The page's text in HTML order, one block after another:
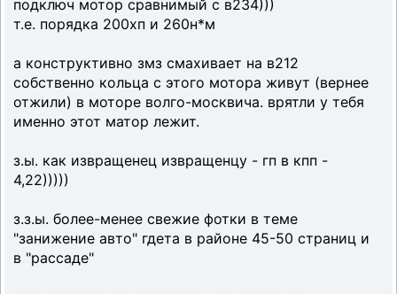
подключ мотор сравнимый с в234)))
т.е. порядка 200хп и 260н*м
а конструктивно змз смахивает на в212
собственно кольца с этого мотора живут (вернее
отжили) в моторе волго-москвича. врятли у тебя
именно этот матор лежит.
з.ы. как извращенец извращенцу - гп в кпп -
4,22)))))
з.з.ы. более-менее свежие фотки в теме
"занижение авто" гдета в районе 45-50 страниц и
в "рассаде"